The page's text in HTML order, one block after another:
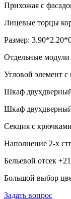
Прихожая с
Лицевые торцы
Размер:
Отдельные
Угловой элемент
Шкаф
Шкаф
Секция с
Наполнение 2-х
Бельевой отсек
Большой выбор
Задать вопрос